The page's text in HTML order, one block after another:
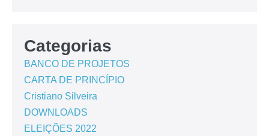
Categorias
BANCO DE PROJETOS
CARTA DE PRINCÍPIO
Cristiano Silveira
DOWNLOADS
ELEIÇÕES 2022